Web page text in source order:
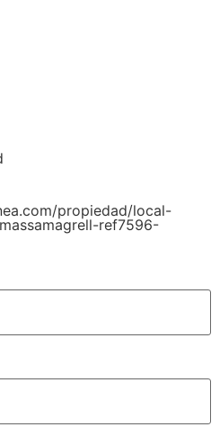
propiedad/local-
ref7596-